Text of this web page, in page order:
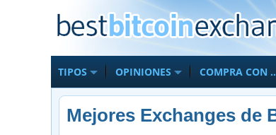
TIPOS OPINIONES COMPRA CON
Mejores Exchanges de